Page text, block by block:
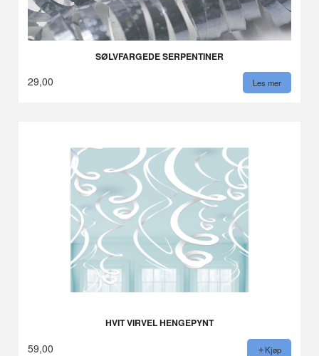
SØLVFARGEDE SERPENTINER
29,00 Les mer
HVIT VIRVEL HENGEPYNT
59,00 Kjøp